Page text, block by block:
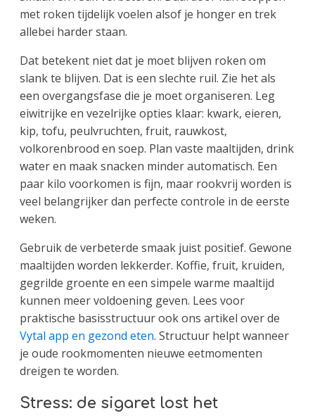
met roken tijdelijk voelen alsof je honger en trek
allebei harder staan.
Dat betekent niet dat je moet blijven roken om
slank te blijven. Dat is een slechte ruil. Zie het als
een overgangsfase die je moet organiseren. Leg
eiwitrijke en vezelrijke opties klaar: kwark, eieren,
kip, tofu, peulvruchten, fruit, rauwkost,
volkorenbrood en soep. Plan vaste maaltijden, drink
water en maak snacken minder automatisch. Een
paar kilo voorkomen is fijn, maar rookvrij worden is
veel belangrijker dan perfecte controle in de eerste
weken.
Gebruik de verbeterde smaak juist positief. Gewone
maaltijden worden lekkerder. Koffie, fruit, kruiden,
gegrilde groente en een simpele warme maaltijd
kunnen meer voldoening geven. Lees voor
praktische basisstructuur ook ons artikel over de
Vytal app en gezond eten. Structuur helpt wanneer
je oude rookmomenten nieuwe eetmomenten
dreigen te worden.
Stress: de sigaret lost het